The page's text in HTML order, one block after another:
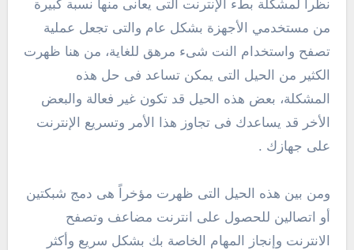
نظراً لمشكلة بطء الإنترنت التى يعانى منها نسبة كبيرة
من مستخدمي الأجهزة بشكل عام والتى تجعل عملية
تصفح واستخدام النت شىء مرهق للغاية، من هنا ظهرت
الكثير من الحيل التى يمكن تساعد فى حل هذه
المشكلة، بعض هذه الحيل قد تكون غير فعالة والبعض
الأخر قد يساعدك فى تجاوز هذا الأمر وتسريع الإنترنت
على جهازك .
ومن بين هذه الحيل التى ظهرت مؤخراً هى دمج شبكتين
أو اتصالين للحصول على انترنت مضاعف وتصفح
الانترنت وإنجاز المهام الخاصة بك بشكل سريع وأكثر